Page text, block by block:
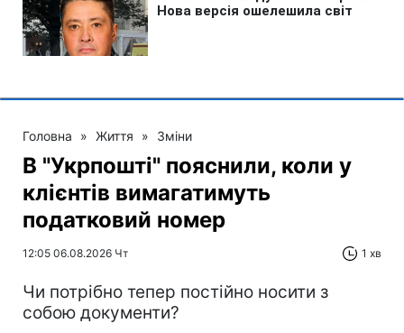
Головна » Життя » Зміни
В "Укрпошті" пояснили, коли у
клієнтів вимагатимуть
податковий номер
12:05 06.08.2026 Чт 1 хв
Чи потрібно тепер постійно носити з
собою документи?